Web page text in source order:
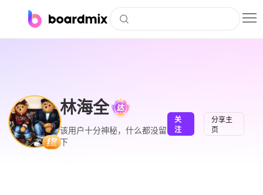
下载
会员
企业服务
林海全
该用户十分神秘，什么都没留
下
关
注
分享主
页